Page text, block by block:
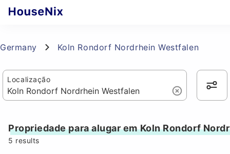
Germany Koln Rondorf Nordrhein Westfalen
Localização
Propriedade para alugar em Koln Rondorf
5 results